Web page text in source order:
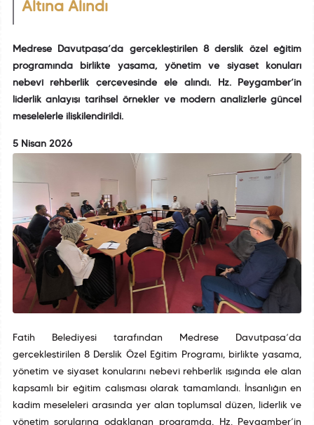
Altına Alındı
Medrese Davutpaşa’da gerçekleştirilen 8 derslik özel eğitim
programında birlikte yaşama, yönetim ve siyaset konuları
nebevî rehberlik çerçevesinde ele alındı. Hz. Peygamber’in
liderlik anlayışı tarihsel örnekler ve modern analizlerle güncel
meselelerle ilişkilendirildi.
5 Nisan 2026
Fatih Belediyesi tarafından Medrese Davutpaşa’da
gerçekleştirilen 8 Derslik Özel Eğitim Programı, birlikte yaşama,
yönetim ve siyaset konularını nebevî rehberlik ışığında ele alan
kapsamlı bir eğitim çalışması olarak tamamlandı. İnsanlığın en
kadim meseleleri arasında yer alan toplumsal düzen, liderlik ve
yönetim sorularına odaklanan programda, Hz. Peygamber’in